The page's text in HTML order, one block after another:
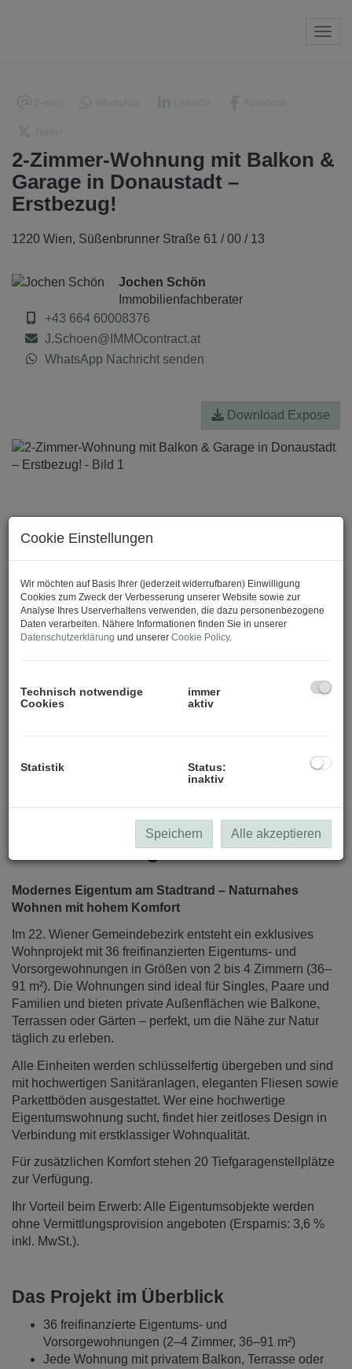
2-Zimmer-Wohnung mit Balkon &
Garage in Donaustadt –
Erstbezug!
1220 Wien, Süßenbrunner Straße 61 / 00 / 13
Jochen Schön
Immobilienfachberater
+43 664 60008376
J.Schoen@IMMOcontract.at
WhatsApp Nachricht senden
Download Expose
Beschreibung
Modernes Eigentum am Stadtrand – Naturnahes
Wohnen mit hohem Komfort
Im 22. Wiener Gemeindebezirk entsteht ein exklusives
Wohnprojekt mit 36 freifinanzierten Eigentums- und
Vorsorgewohnungen in Größen von 2 bis 4 Zimmern (36–
91 m²). Die Wohnungen sind ideal für Singles, Paare und
Familien und bieten private Außenflächen wie Balkone,
Terrassen oder Gärten – perfekt, um die Nähe zur Natur
täglich zu erleben.
Alle Einheiten werden schlüsselfertig übergeben und sind
mit hochwertigen Sanitäranlagen, eleganten Fliesen sowie
Parkettböden ausgestattet. Wer eine hochwertige
Eigentumswohnung sucht, findet hier zeitloses Design in
Verbindung mit erstklassiger Wohnqualität.
Für zusätzlichen Komfort stehen 20 Tiefgaragenstellplätze
zur Verfügung.
Ihr Vorteil beim Erwerb: Alle Eigentumsobjekte werden
ohne Vermittlungsprovision angeboten (Ersparnis: 3,6 %
inkl. MwSt.).
Das Projekt im Überblick
36 freifinanzierte Eigentums‑ und
Vorsorgewohnungen (2–4 Zimmer, 36–91 m²)
Jede Wohnung mit privatem Balkon, Terrasse oder
Cookie Einstellungen
Wir möchten auf Basis Ihrer (jederzeit widerrufbaren) Einwilligung
Cookies zum Zweck der Verbesserung unserer Website sowie zur
Analyse Ihres Userverhaltens verwenden, die dazu personenbezogene
Daten verarbeiten. Nähere Informationen finden Sie in unserer
Datenschutzerklärung und unserer Cookie Policy.
Technisch notwendige
Cookies
immer
aktiv
Statistik
Status:
inaktiv
Speichern Alle akzeptieren